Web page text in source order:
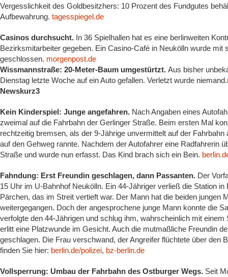
Vergesslichkeit des Goldbesitzhers: 10 Prozent des Fundgutes
Aufbewahrung. tagesspiegel.de
Casinos durchsucht. In 36 Spielhallen hat es eine berlinweiten
Bezirksmitarbeiter gegeben. Ein Casino-Café in Neukölln wurde mit
geschlossen. morgenpost.de
Wissmannstraße: 20-Meter-Baum umgestürtzt. Aus bisher
Dienstag letzte Woche auf ein Auto gefallen. Verletzt wurde niemand.
Newskurz3
Kein Kinderspiel: Junge angefahren. Nach Angaben eines
zweimal auf die Fahrbahn der Gerlinger Straße. Beim ersten Mal
rechtzeitig bremsen, als der 9-Jährige unvermittelt auf der
auf den Gehweg rannte. Nachdem der Autofahrer eine Radfahrerin
Straße und wurde nun erfasst. Das Kind brach sich ein Bein.
Fahndung: Erst Freundin geschlagen, dann Passanten. Der
15 Uhr im U-Bahnhof Neukölln. Ein 44-Jähriger verließ die Station
Pärchen, das im Streit vertieft war. Der Mann hat die beiden jungen
weitergegangen. Doch der angesprochene junge Mann konnte die
verfolgte den 44-Jährigen und schlug ihm, wahrscheinlich mit
erlitt eine Platzwunde im Gesicht. Auch die mutmaßliche Freundin
geschlagen. Die Frau verschwand, der Angreifer flüchtete über den
finden Sie hier: berlin.de/polizei, bz-berlin.de
Vollsperrung: Umbau der Fahrbahn des Ostburger Wegs. Seit